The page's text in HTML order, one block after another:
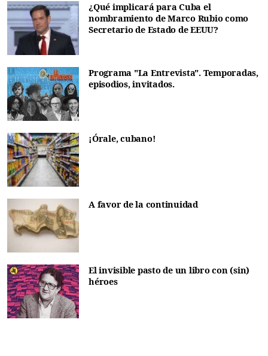
¿Qué implicará para Cuba el
nombramiento de Marco Rubio como
Secretario de Estado de EEUU?
Programa "La Entrevista". Temporadas,
episodios, invitados.
¡Órale, cubano!
A favor de la continuidad
El invisible pasto de un libro con (sin)
héroes